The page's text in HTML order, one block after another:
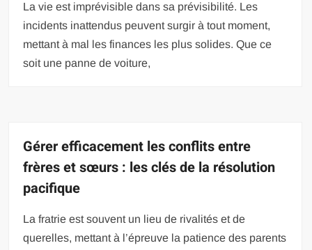
La vie est imprévisible dans sa prévisibilité. Les
incidents inattendus peuvent surgir à tout moment,
mettant à mal les finances les plus solides. Que ce
soit une panne de voiture,
Gérer efficacement les conflits entre
frères et sœurs : les clés de la résolution
pacifique
La fratrie est souvent un lieu de rivalités et de
querelles, mettant à l’épreuve la patience des parents